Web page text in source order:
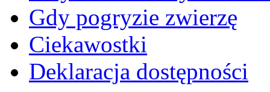
Gdy pogryzie zwierzę
Ciekawostki
Deklaracja dostępności